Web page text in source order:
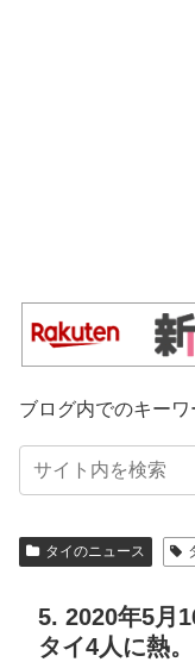
ブログ内でのキー
タイのニュース
5. 2020年5月
タイ4人に熱。